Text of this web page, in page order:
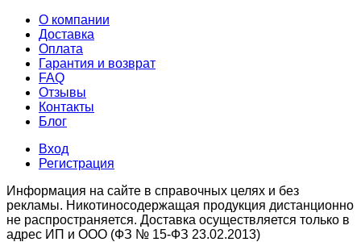
О компании
Доставка
Оплата
Гарантия и возврат
FAQ
Отзывы
Контакты
Блог
Вход
Регистрация
Информация на сайте в справочных целях и без
рекламы. Никотиносодержащая продукция дистанционно
не распространяется. Доставка осуществляется только в
адрес ИП и ООО (ФЗ № 15-ФЗ 23.02.2013)